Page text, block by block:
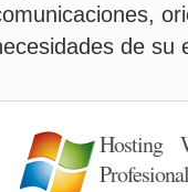
de su
Hosting
Profesional